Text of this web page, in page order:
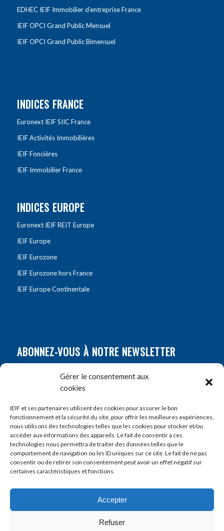
Gérer le consentement aux
cookies
IEIF et ses partenaires utilisent des cookies pour assurer le bon
fonctionnement et la sécurité du site, pour offrir les meilleures expériences,
nous utilisons des technologies telles que les cookies pour stocker et/ou
accéder aux informations des appareils. Le fait de consentir à ces
technologies nous permettra de traiter des données telles que le
comportement de navigation ou les ID uniques sur ce site. Le fait de ne pas
consentir ou de retirer son consentement peut avoir un effet négatif sur
certaines caractéristiques et fonctions.
Accepter
Refuser
EDHEC IEIF Immobilier d’entreprise France
IEIF OPCI Grand Public Mensuel
IEIF OPCI Grand Public Bimensuel
INDICES FRANCE
Euronext IEIF SIIC France
IEIF Activités Immobilières
IEIF Foncières
IEIF Immobilier France
INDICES EUROPE
Euronext IEIF REIT Europe
IEIF Europe
IEIF Eurozone
IEIF Eurozone hors France
IEIF Europe Continentale
ABONNEZ-VOUS À NOTRE NEWSLETTER
Prénom*
E-mail*